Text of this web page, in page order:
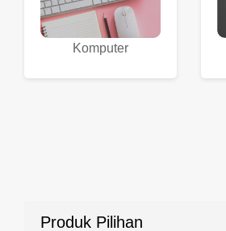
Komputer
Produk Pilihan